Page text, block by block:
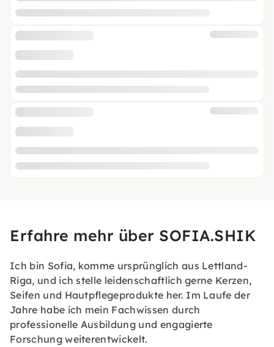
Erfahre mehr über SOFIA.SHIK
Ich bin Sofia, komme ursprünglich aus Lettland-
Riga, und ich stelle leidenschaftlich gerne Kerzen,
Seifen und Hautpflegeprodukte her. Im Laufe der
Jahre habe ich mein Fachwissen durch
professionelle Ausbildung und engagierte
Forschung weiterentwickelt.